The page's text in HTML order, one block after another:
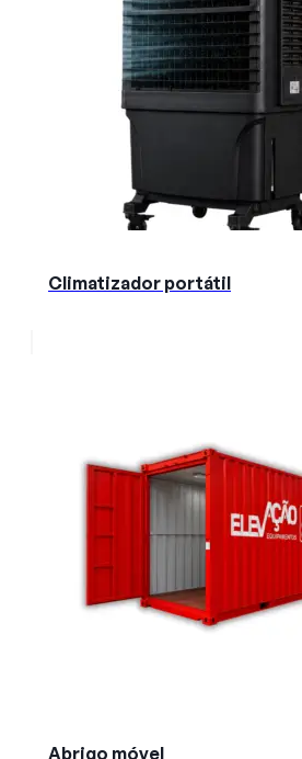
Climatizador portátil
Abrigo móvel